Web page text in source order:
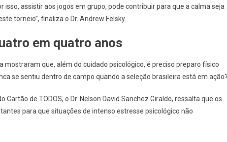
assistir aos jogos em grupo, pode contribuir para que a calma seja
torneio”, finaliza o Dr. Andrew Felsky.
em quatro anos
que, além do cuidado psicológico, é preciso preparo físico
se sentiu dentro de campo quando a seleção brasileira está em ação?
de TODOS, o Dr. Nelson David Sanchez Giraldo, ressalta que os
para que situações de intenso estresse psicológico não